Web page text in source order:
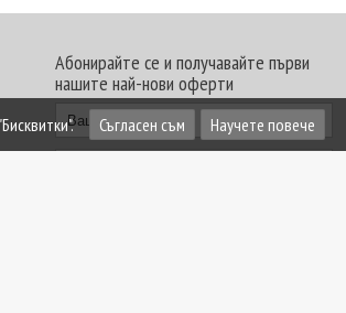
Абонирайте се и получавайте първи
нашите най-нови оферти
Съгласен съм Научете повече